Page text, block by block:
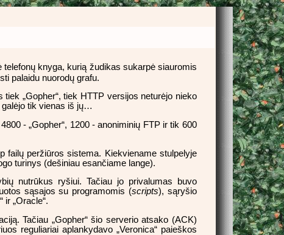
knyga, kurią žudikas sukarpė siauromis
palaidu nuorodų grafu.
„Gopher“, tiek HTTP versijos neturėjo nieko
galėjo tik vienas iš jų…
- „Gopher“, 1200 - anoniminių FTP ir tik 600
failų peržiūros sistema. Kiekviename stulpelyje
turinys (dešiniau esančiame lange).
nutrūkus ryšiui. Tačiau jo privalumas buvo
sąsajos su programomis (scripts), sąryšio
ir „Oracle“.
Tačiau „Gopher“ šio serverio atsako (ACK)
reguliariai aplankydavo „Veronica“ paieškos